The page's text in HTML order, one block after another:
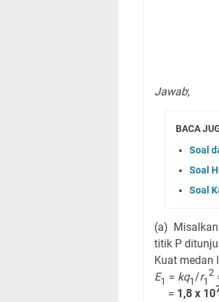
Jawab;
BACA
Soal
Soal
Soal
(a) Misalkan
titik P
Kuat medan
E1 = kq1 /r1
2
= 1,8 x 10